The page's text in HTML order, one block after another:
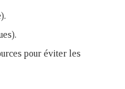
pour éviter les